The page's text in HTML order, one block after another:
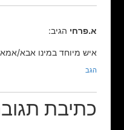
א.פרחי הגיב:
איש מיוחד במינו אבא/אמא
הגב
כתיבת